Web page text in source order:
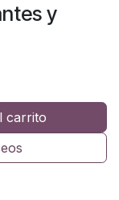
y
carrito